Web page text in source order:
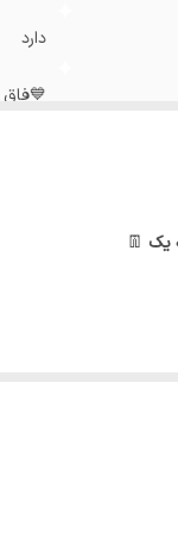
دارد
💙فاق ۲۸ 🔸قد۱۰۸ 🔸دمپا ۲۳ 🔸عرض ران ۲۲ 🔸عرض باسن۴۱
👖